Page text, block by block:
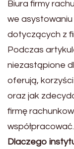
Biura firmy
we
dotyczących z
Podczas
niezastąpione
oferują,
oraz jak
firmę
współpracować.
Dlaczego